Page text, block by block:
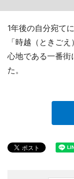
1年後の自分宛て
「時越（ときご
心地である一番街
た。